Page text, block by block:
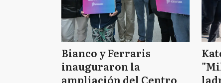
Bianco y Ferraris
inauguraron la
ampliación del Centro